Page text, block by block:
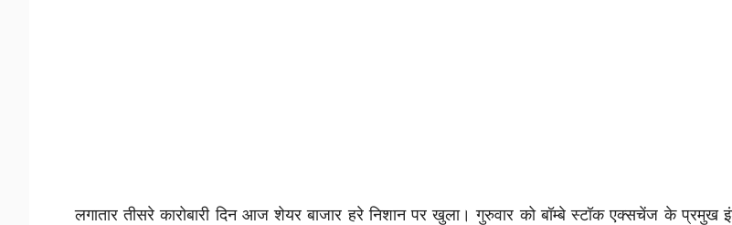
लगातार तीसरे कारोबारी दिन आज शेयर बाजार हरे निशान पर खुला। गुरुवार को बॉम्बे स्टॉक एक्सचेंज के प्रमुख